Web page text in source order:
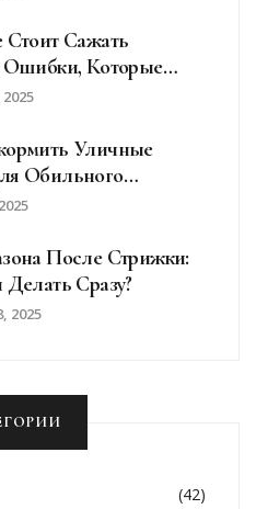
Сажать
Ошибки, Которые
Уличные
Обильного
После Стрижки:
Сразу?
2025
(42)